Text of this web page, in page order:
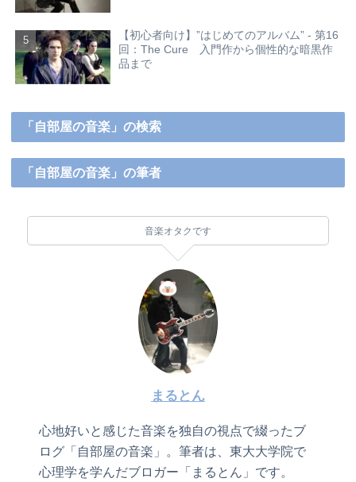
【初心者向け】”はじめてのアルバム” - 第16
回：The Cure 入門作から個性的な暗黒作
品まで
「自部屋の音楽」の検索
「自部屋の音楽」の筆者
音楽オタクです
まるとん
心地好いと感じた音楽を独自の視点で綴ったブ
ログ「自部屋の音楽」。筆者は、東大大学院で
心理学を学んだブロガー「まるとん」です。